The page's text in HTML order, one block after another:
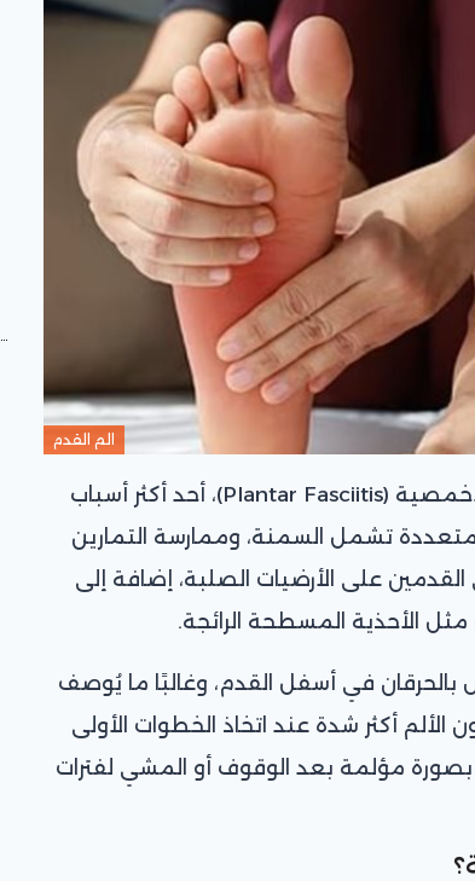
الم القدم
تزداد حالات الإصابة بالتهاب اللفافة الأخمصية (Plantar Fasciitis)، أحد أكثر أسباب
تشمل السمنة، وممارسة التمارين
على الأرضيات الصلبة، إضافة إلى
مثل الأحذية المسطحة الرائجة.
في أسفل القدم، وغالبًا ما يُوصف
أكثر شدة عند اتخاذ الخطوات الأولى
بصورة مؤلمة بعد الوقوف أو المشي لفترات